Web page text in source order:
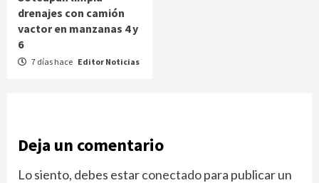
drenajes con camión
vactor en manzanas 4 y
6
7 días hace Editor Noticias
Deja un comentario
Lo siento, debes estarconectadopara publicar un